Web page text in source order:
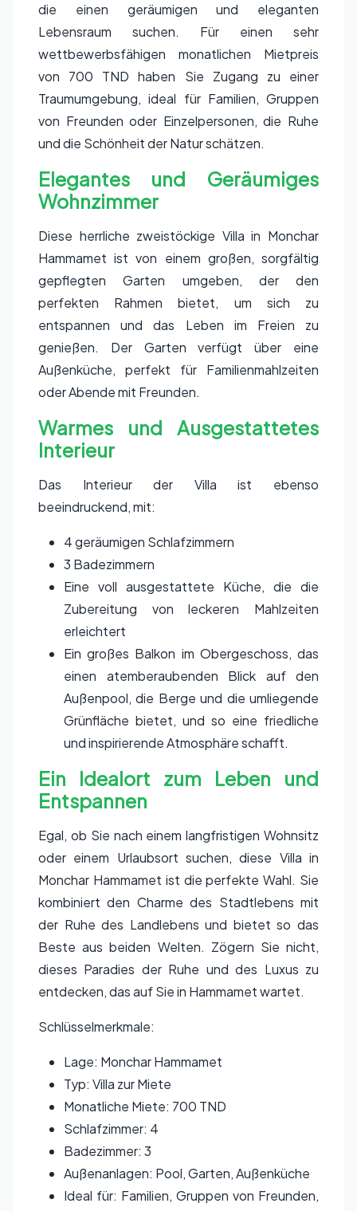
die einen geräumigen und eleganten
Lebensraum suchen. Für einen sehr
wettbewerbsfähigen monatlichen Mietpreis
von 700 TND haben Sie Zugang zu einer
Traumumgebung, ideal für Familien, Gruppen
von Freunden oder Einzelpersonen, die Ruhe
und die Schönheit der Natur schätzen.
Elegantes und Geräumiges
Wohnzimmer
Diese herrliche zweistöckige Villa in Monchar
Hammamet ist von einem großen, sorgfältig
gepflegten Garten umgeben, der den
perfekten Rahmen bietet, um sich zu
entspannen und das Leben im Freien zu
genießen. Der Garten verfügt über eine
Außenküche, perfekt für Familienmahlzeiten
oder Abende mit Freunden.
Warmes und Ausgestattetes
Interieur
Das Interieur der Villa ist ebenso
beeindruckend, mit:
4 geräumigen Schlafzimmern
3 Badezimmern
Eine voll ausgestattete Küche, die die
Zubereitung von leckeren Mahlzeiten
erleichtert
Ein großes Balkon im Obergeschoss, das
einen atemberaubenden Blick auf den
Außenpool, die Berge und die umliegende
Grünfläche bietet, und so eine friedliche
und inspirierende Atmosphäre schafft.
Ein Idealort zum Leben und
Entspannen
Egal, ob Sie nach einem langfristigen Wohnsitz
oder einem Urlaubsort suchen, diese Villa in
Monchar Hammamet ist die perfekte Wahl. Sie
kombiniert den Charme des Stadtlebens mit
der Ruhe des Landlebens und bietet so das
Beste aus beiden Welten. Zögern Sie nicht,
dieses Paradies der Ruhe und des Luxus zu
entdecken, das auf Sie in Hammamet wartet.
Schlüsselmerkmale:
Lage: Monchar Hammamet
Typ: Villa zur Miete
Monatliche Miete: 700 TND
Schlafzimmer: 4
Badezimmer: 3
Außenanlagen: Pool, Garten, Außenküche
Ideal für: Familien, Gruppen von Freunden,